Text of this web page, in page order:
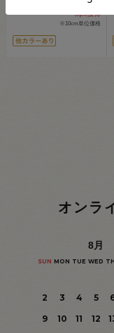
5pt獲得
※10cm単位価格
オンラ
8月
SUN MON TUE WED
2
3 4 5
9
10 11 12